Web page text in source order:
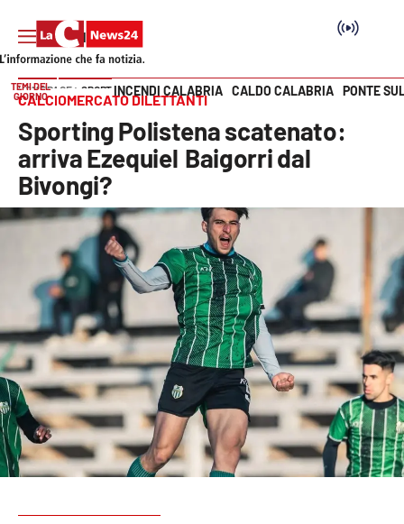
SEZIONI
Cronaca
Politica
Attualità
Economia e lavoro
Italia Mondo
Sanità
Sport
Vai
TEMI DEL
GIORNO
INCENDI CALABRIA CALDO CALABRIA PONTE
HOME PAGE SPORT
CALCIOMERCATO DILETTANTI
Sporting Polistena scatenato:
arriva Ezequiel Baigorri dal
Bivongi?